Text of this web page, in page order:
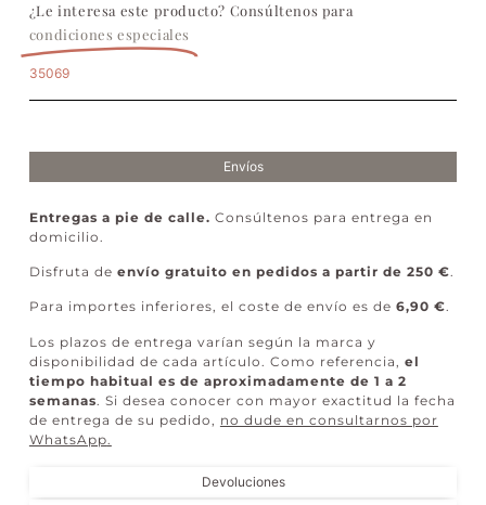
¿Le interesa este producto? Consúltenos para
condiciones especiales
35069
Envíos
Devoluciones
Entregas a pie de calle. Consúltenos para entrega en
domicilio.
Disfruta de envío gratuito en pedidos a partir de 250 €
Para importes inferiores, el coste de envío es de 6,90 €.
Los plazos de entrega varían según la marca y
disponibilidad de cada artículo. Como referencia, el
tiempo habitual es de aproximadamente de 1 a 2
semanas . Si desea conocer con mayor exactitud la fecha
de entrega de su pedido, no dude en consultarnos por
WhatsApp